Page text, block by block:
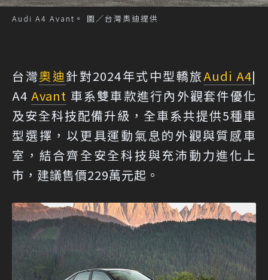
Audi A4 Avant。 圖／台灣奧迪提供
台灣奧迪針對2024年式中型轎旅Audi A4|
A4Avant 車系雙車款進行內外觀套件優化
及安全科技配備升級，全車系共提供5種車
型選擇，以更具運動氣息的外觀與質感車
室，結合齊全安全科技與充沛動力進化上
市，建議售價229萬元起。